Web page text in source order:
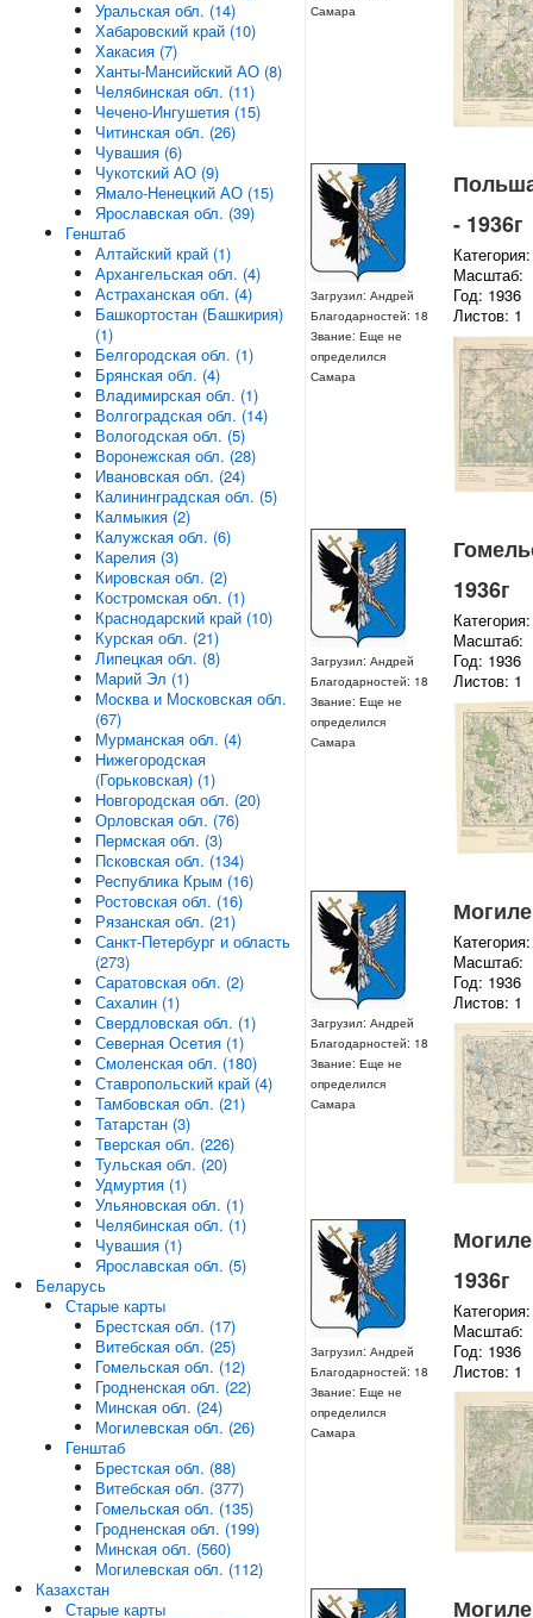
Самара
Загрузил: Андрей
Благодарностей: 18
Звание: Еще не
определился
Самара
- 1936г
Масштаб:
Год: 1936
Листов: 1
Загрузил: Андрей
Благодарностей: 18
Звание: Еще не
определился
Самара
1936г
Масштаб:
Год: 1936
Листов: 1
Загрузил: Андрей
Благодарностей: 18
Звание: Еще не
определился
Самара
Масштаб:
Год: 1936
Листов: 1
Загрузил: Андрей
Благодарностей: 18
Звание: Еще не
определился
Самара
1936г
Масштаб:
Год: 1936
Листов: 1
Уральская обл. (14)
Хабаровский край (10)
Хакасия (7)
Ханты-Мансийский АО (8)
Челябинская обл. (11)
Чечено-Ингушетия (15)
Читинская обл. (26)
Чувашия (6)
Чукотский АО (9)
Ямало-Ненецкий АО (15)
Ярославская обл. (39)
Генштаб
Алтайский край (1)
Архангельская обл. (4)
Астраханская обл. (4)
Башкортостан (Башкирия)
(1)
Белгородская обл. (1)
Брянская обл. (4)
Владимирская обл. (1)
Волгоградская обл. (14)
Вологодская обл. (5)
Воронежская обл. (28)
Ивановская обл. (24)
Калининградская обл. (5)
Калмыкия (2)
Калужская обл. (6)
Карелия (3)
Кировская обл. (2)
Костромская обл. (1)
Краснодарский край (10)
Курская обл. (21)
Липецкая обл. (8)
Марий Эл (1)
Москва и Московская обл.
(67)
Мурманская обл. (4)
Нижегородская
(Горьковская) (1)
Новгородская обл. (20)
Орловская обл. (76)
Пермская обл. (3)
Псковская обл. (134)
Республика Крым (16)
Ростовская обл. (16)
Рязанская обл. (21)
Санкт-Петербург и область
(273)
Саратовская обл. (2)
Сахалин (1)
Свердловская обл. (1)
Северная Осетия (1)
Смоленская обл. (180)
Ставропольский край (4)
Тамбовская обл. (21)
Татарстан (3)
Тверская обл. (226)
Тульская обл. (20)
Удмуртия (1)
Ульяновская обл. (1)
Челябинская обл. (1)
Чувашия (1)
Ярославская обл. (5)
Беларусь
Старые карты
Брестская обл. (17)
Витебская обл. (25)
Гомельская обл. (12)
Гродненская обл. (22)
Минская обл. (24)
Могилевская обл. (26)
Генштаб
Брестская обл. (88)
Витебская обл. (377)
Гомельская обл. (135)
Гродненская обл. (199)
Минская обл. (560)
Могилевская обл. (112)
Казахстан
Старые карты